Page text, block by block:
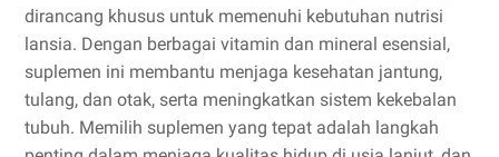
dirancang khusus untuk memenuhi kebutuhan nutrisi
lansia. Dengan berbagai vitamin dan mineral esensial,
suplemen ini membantu menjaga kesehatan jantung,
tulang, dan otak, serta meningkatkan sistem kekebalan
tubuh. Memilih suplemen yang tepat adalah langkah